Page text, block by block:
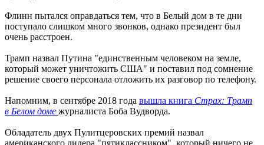
Флинн пытался оправдаться тем, что в Белый дом в те дни
поступало слишком много звонков, однако президент был
очень расстроен.
Трамп назвал Путина "единственным человеком на земле,
который может уничтожить США" и поставил под сомнение
решение своего персонала отложить их разговор по телефону.
Напомним, в сентябре 2018 года вышла книга Страх: Трамп
в Белом доме журналиста Боба Вудворда.
Обладатель двух Пулитцеровских премий назвал
американского лидера "пятиклассником", который ничего не